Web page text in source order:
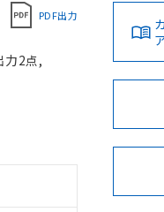
PDF出力
力2点,